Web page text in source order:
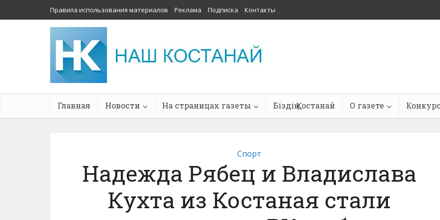
Правила использования материалов Реклама Подписка Контакты
Главная Новости На страницах газеты Біздің Қостанай О газете
Спорт
Надежда Рябец и Владислава
Кухта из Костаная стали